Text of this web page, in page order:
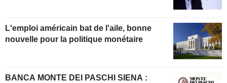
L'emploi américain bat de l'aile, bonne
nouvelle pour la politique monétaire
BANCA MONTE DEI PASCHI SIENA :